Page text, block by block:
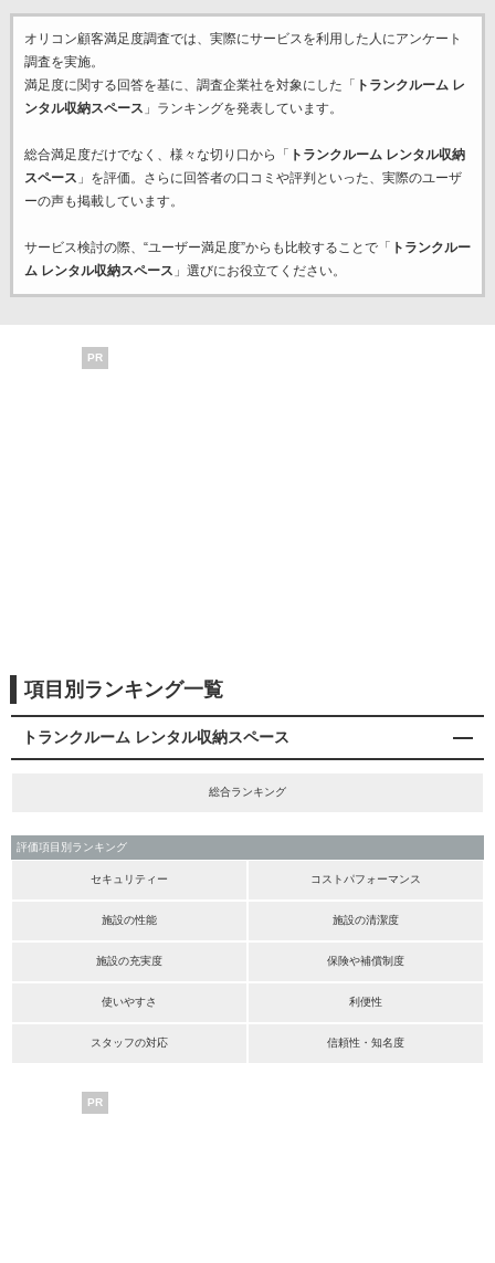
オリコン顧客満足度調査では、実際にサービスを利用した 人にアンケート
調査を実施。
満足度に関する回答を基に、調査企業社を対象にした「
トランクルーム レ
ンタル収納スペース 」ランキングを発表しています。
総合満足度だけでなく、様々な切り口から「
トランクルーム レンタル収納
スペース 」を評価。さらに回答者の口コミや評判といった、実際のユーザ
ーの声も掲載しています。
サービス検討の際、“ユーザー満足度”からも比較することで「
トランクルー
ム レンタル収納スペース 」選びにお役立てください。
PR
項目別ランキング一覧
トランクルーム レンタル収納スペース
総合ランキング
評価項目別ランキング
セキュリティー コストパフォーマンス
施設の性能 施設の清潔度
施設の充実度 保険や補償制度
使いやすさ 利便性
スタッフの対応 信頼性・知名度
PR